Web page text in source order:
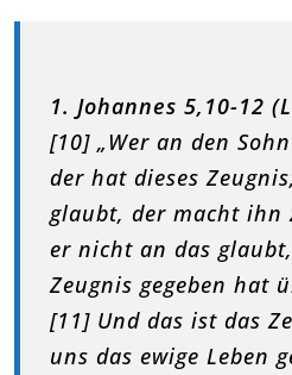
1. Johannes 5,10-12
[10] „Wer an den
der hat dieses
glaubt, der macht ihn
er nicht an das
Zeugnis gegeben hat
[11] Und das ist das
uns das ewige Leben